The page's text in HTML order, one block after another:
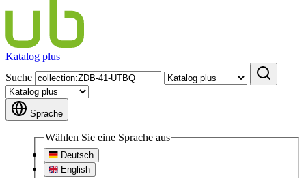
Katalog plus
Suche
Sprache
Wählen Sie eine Sprache aus
Deutsch
English